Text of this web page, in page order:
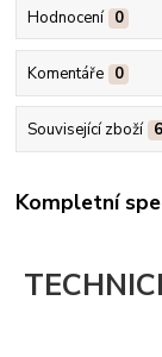
Hodnocení 0
Komentáře 0
Související zboží 6
Kompletní